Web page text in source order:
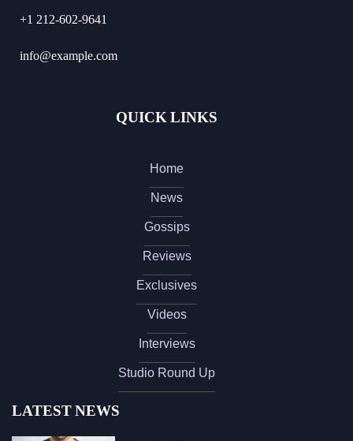
+1 212-602-9641
info@example.com
QUICK LINKS
Home
News
Gossips
Reviews
Exclusives
Videos
Interviews
Studio Round Up
LATEST NEWS